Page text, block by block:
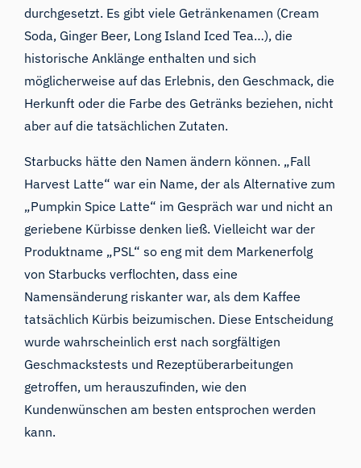
durchgesetzt. Es gibt viele Getränkenamen (Cream
Soda, Ginger Beer, Long Island Iced Tea…), die
historische Anklänge enthalten und sich
möglicherweise auf das Erlebnis, den Geschmack, die
Herkunft oder die Farbe des Getränks beziehen, nicht
aber auf die tatsächlichen Zutaten.
Starbucks hätte den Namen ändern können. „Fall
Harvest Latte“ war ein Name, der als Alternative zum
„Pumpkin Spice Latte“ im Gespräch war und nicht an
geriebene Kürbisse denken ließ. Vielleicht war der
Produktname „PSL“ so eng mit dem Markenerfolg
von Starbucks verflochten, dass eine
Namensänderung riskanter war, als dem Kaffee
tatsächlich Kürbis beizumischen. Diese Entscheidung
wurde wahrscheinlich erst nach sorgfältigen
Geschmackstests und Rezeptüberarbeitungen
getroffen, um herauszufinden, wie den
Kundenwünschen am besten entsprochen werden
kann.